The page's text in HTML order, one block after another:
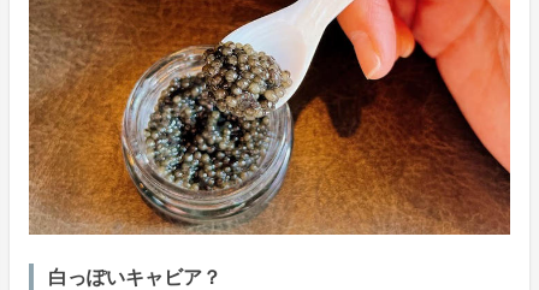
白っぽいキャビア？